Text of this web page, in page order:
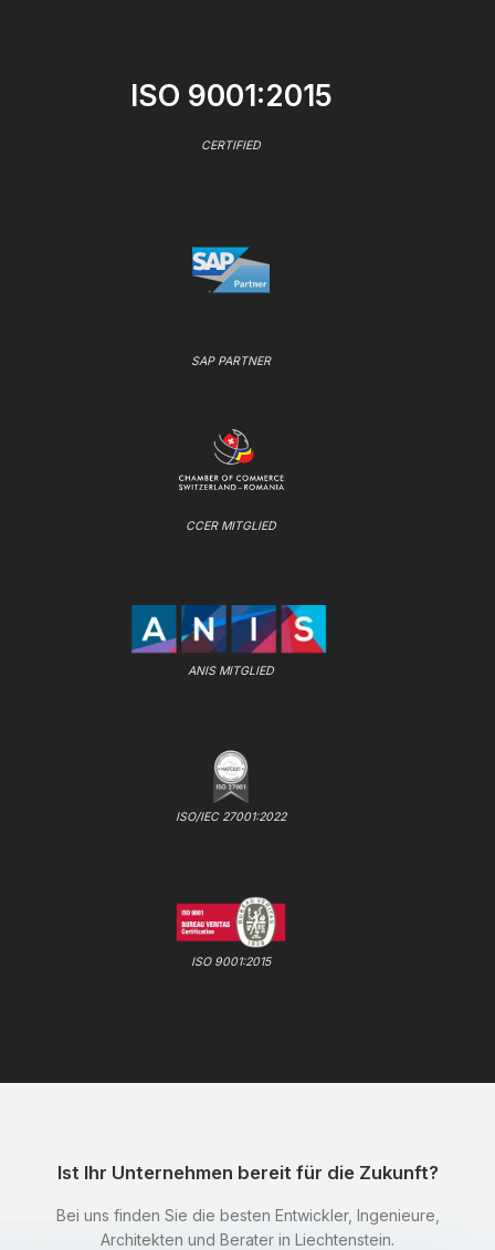
ISO 9001:2015
CERTIFIED
SAP PARTNER
CCER MITGLIED
ANIS MITGLIED
ISO/IEC 27001:2022
ISO 9001:2015
Ist Ihr Unternehmen bereit für die Zukunft?
Bei uns finden Sie die besten Entwickler, Ingenieure,
Architekten und Berater in Liechtenstein.